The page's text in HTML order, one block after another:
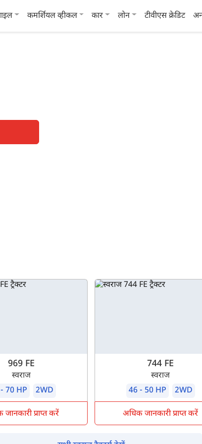
कमर्शियल व्हीकल कार लोन टीवीएस क्रेडिट
969 FE
स्वराज
70 HP
2WD
प्राप्त करें
744 FE
स्वराज
46 - 50 HP
2WD
अधिक जानकारी प्राप्त करें